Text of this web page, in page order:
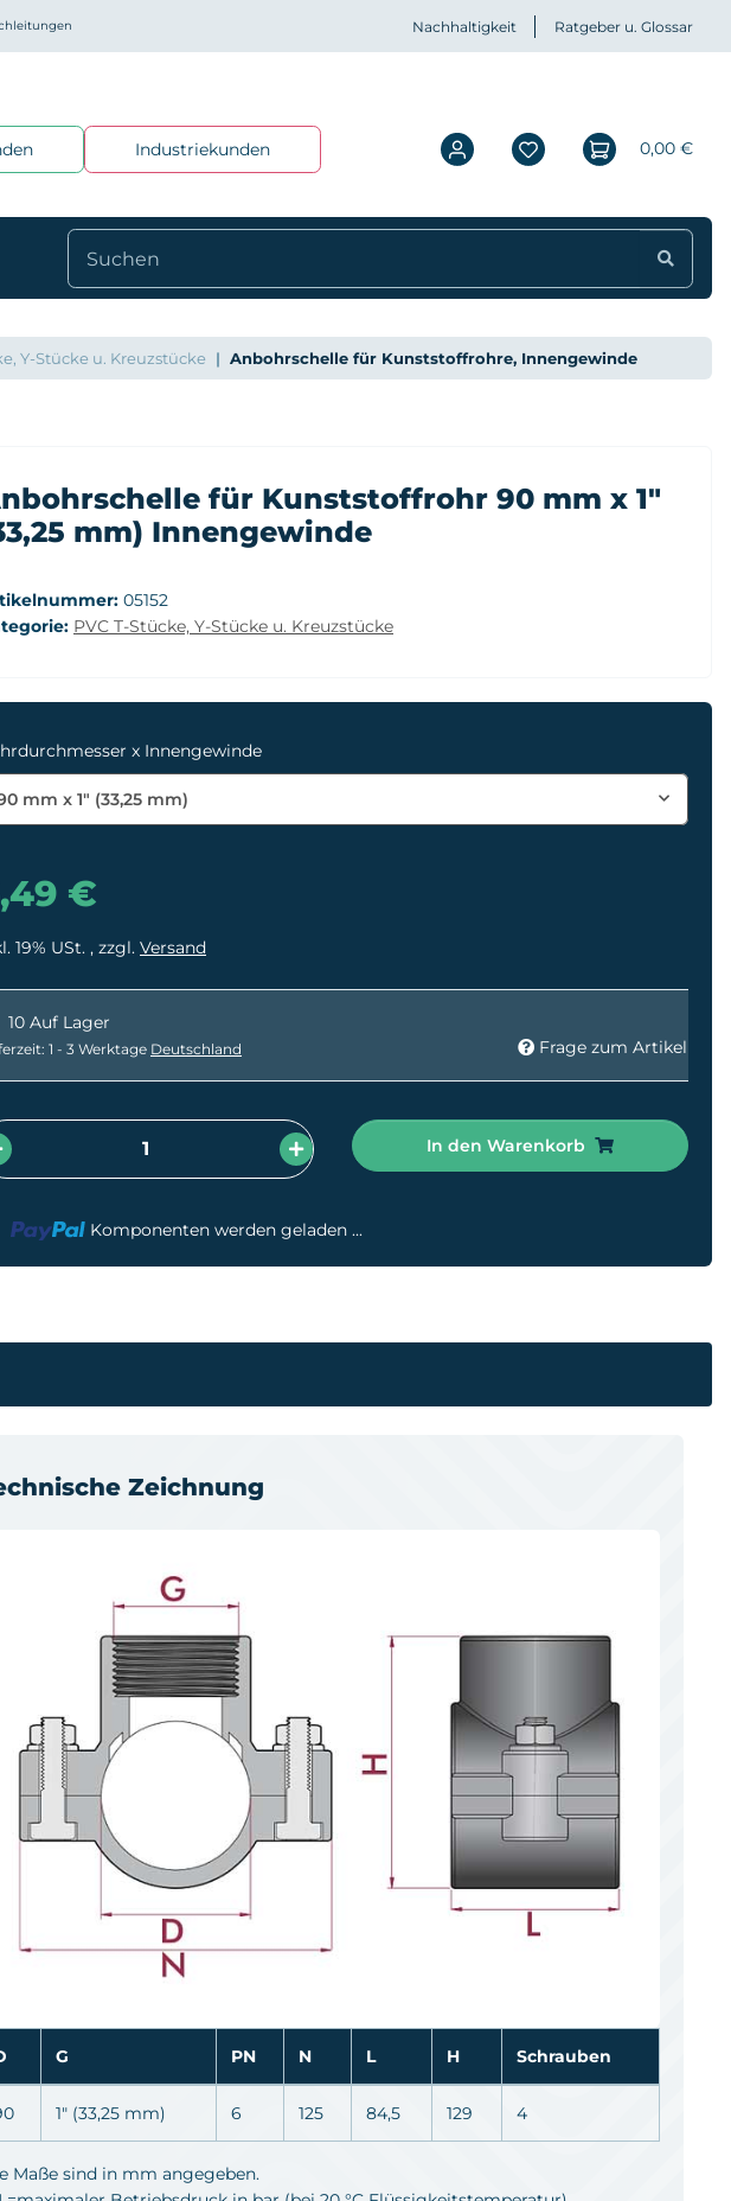
Nachhaltigkeit Ratgeber u. Glossar
Industriekunden 0,00 €
Y-Stücke u. Kreuzstücke Anbohrschelle für Kunststoffrohre, Innengewinde
für Kunststoffrohr 90 mm x 1"
mm) Innengewinde
05152
PVC T-Stücke, Y-Stücke u. Kreuzstücke
x Innengewinde
mm x 1" (33,25 mm)
€
19% USt. , zzgl. Versand
10 Auf Lager
1 - 3 Werktage Deutschland Frage zum Artikel
In den Warenkorb
Komponenten werden geladen ...
Zeichnung
G PN N L H Schrauben
1" (33,25 mm) 6 125 84,5 129 4
Maße sind in mm angegeben.